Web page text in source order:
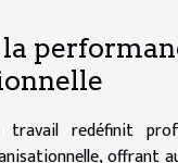
redéfinit
offrant